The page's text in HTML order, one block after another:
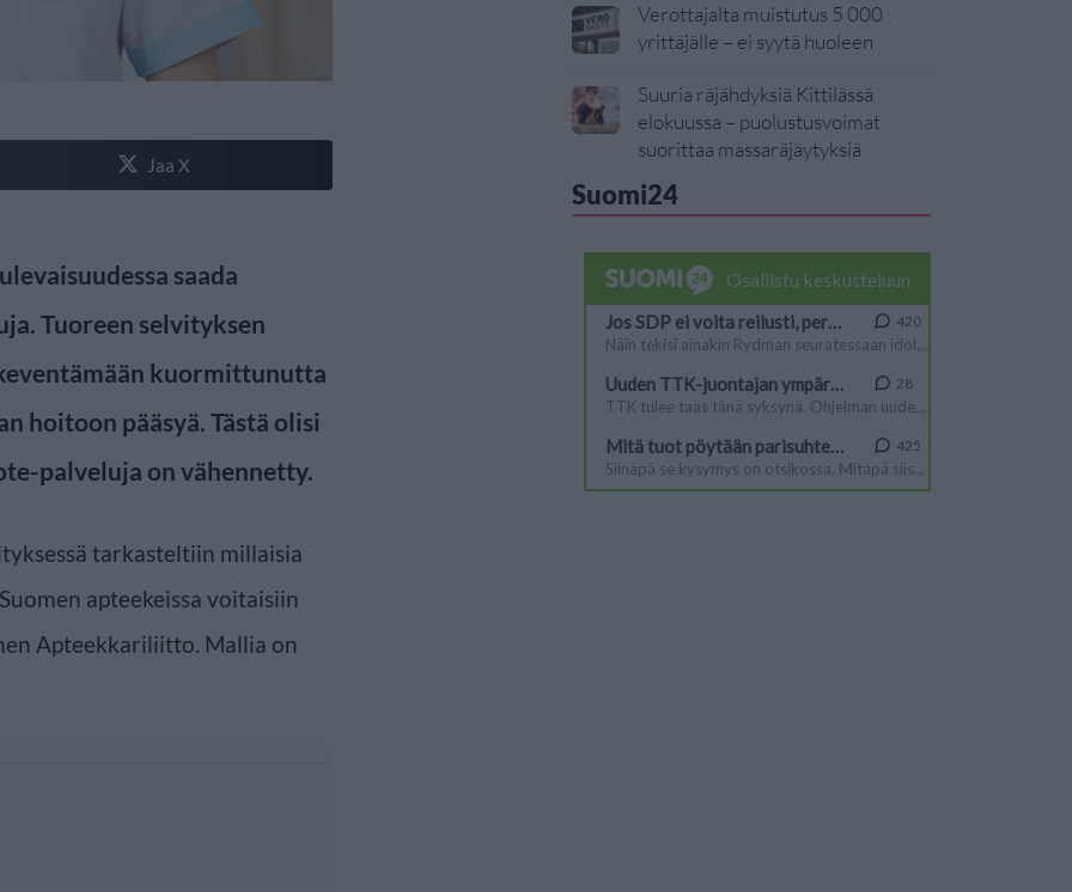
Jaa X
saada
Tuoreen selvityksen
kuormittunutta
hoitoon pääsyä. Tästä olisi
palveluja on vähennetty.
tarkasteltiin millaisia
apteekeissa voitaisiin
Apteekkariliitto. Mallia on
Verottajalta muistutus 5 000
yrittäjälle – ei syytä huoleen
Suuria räjähdyksiä Kittilässä
elokuussa – puolustusvoimat
suorittaa massaräjäytyksiä
Suomi24